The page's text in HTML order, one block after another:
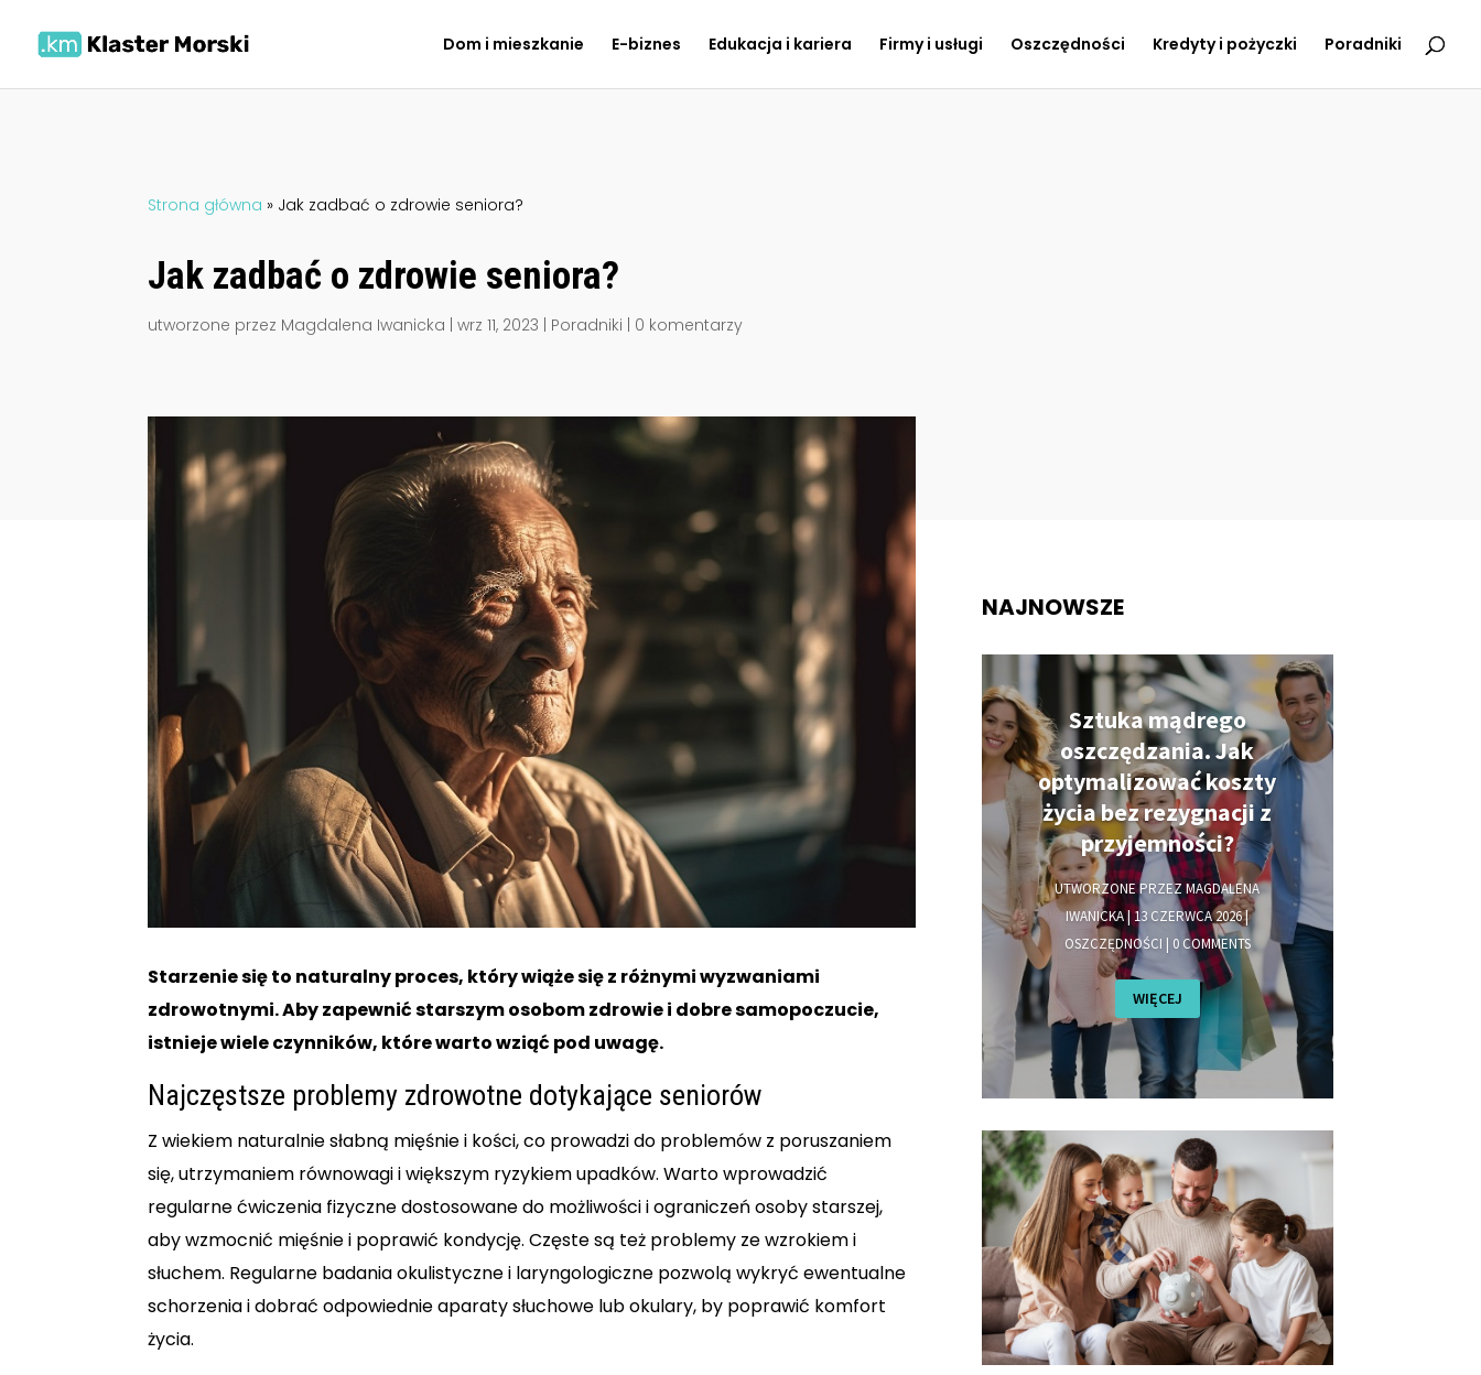
Dom i mieszkanie E-biznes Edukacja i kariera Firmy i usługi Oszczędności Kredyty i pożyczki Poradniki
Strona główna » Jak zadbać o zdrowie seniora?
Jak zadbać o zdrowie seniora?
utworzone przez Magdalena Iwanicka |wrz 11, 2023 Poradniki 0 komentarzy
Starzenie się to naturalny proces, który wiąże się z różnymi wyzwaniami
zdrowotnymi. Aby zapewnić starszym osobom zdrowie i dobre samopoczucie,
istnieje wiele czynników, które warto wziąć pod uwagę.
Najczęstsze problemy zdrowotne dotykające seniorów
Z wiekiem naturalnie słabną mięśnie i kości, co prowadzi do problemów z poruszaniem
się, utrzymaniem równowagi i większym ryzykiem upadków. Warto wprowadzić
regularne ćwiczenia fizyczne dostosowane do możliwości i ograniczeń osoby starszej,
aby wzmocnić mięśnie i poprawić kondycję. Częste są też problemy ze wzrokiem i
słuchem. Regularne badania okulistyczne i laryngologiczne pozwolą wykryć ewentualne
schorzenia i dobrać odpowiednie aparaty słuchowe lub okulary, by poprawić komfort
życia.
NAJNOWSZE
Sztuka mądrego
oszczędzania. Jak
optymalizować koszty
życia bez rezygnacji z
przyjemności?
UTWORZONE PRZEZMAGDALENA
IWANICKA|13 CZERWCA 2026|
OSZCZĘDNOŚCI | 0 COMMENTS
WIĘCEJ